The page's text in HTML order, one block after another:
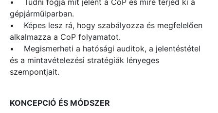
• Tudni fogja mit jelent a CoP és mire terjed ki a
gépjárműiparban.
• Képes lesz rá, hogy szabályozza és megfelelően
alkalmazza a CoP folyamatot.
• Megismerheti a hatósági auditok, a jelentéstétel
és a mintavételezési stratégiák lényeges
szempontjait.
KONCEPCIÓ ÉS MÓDSZER